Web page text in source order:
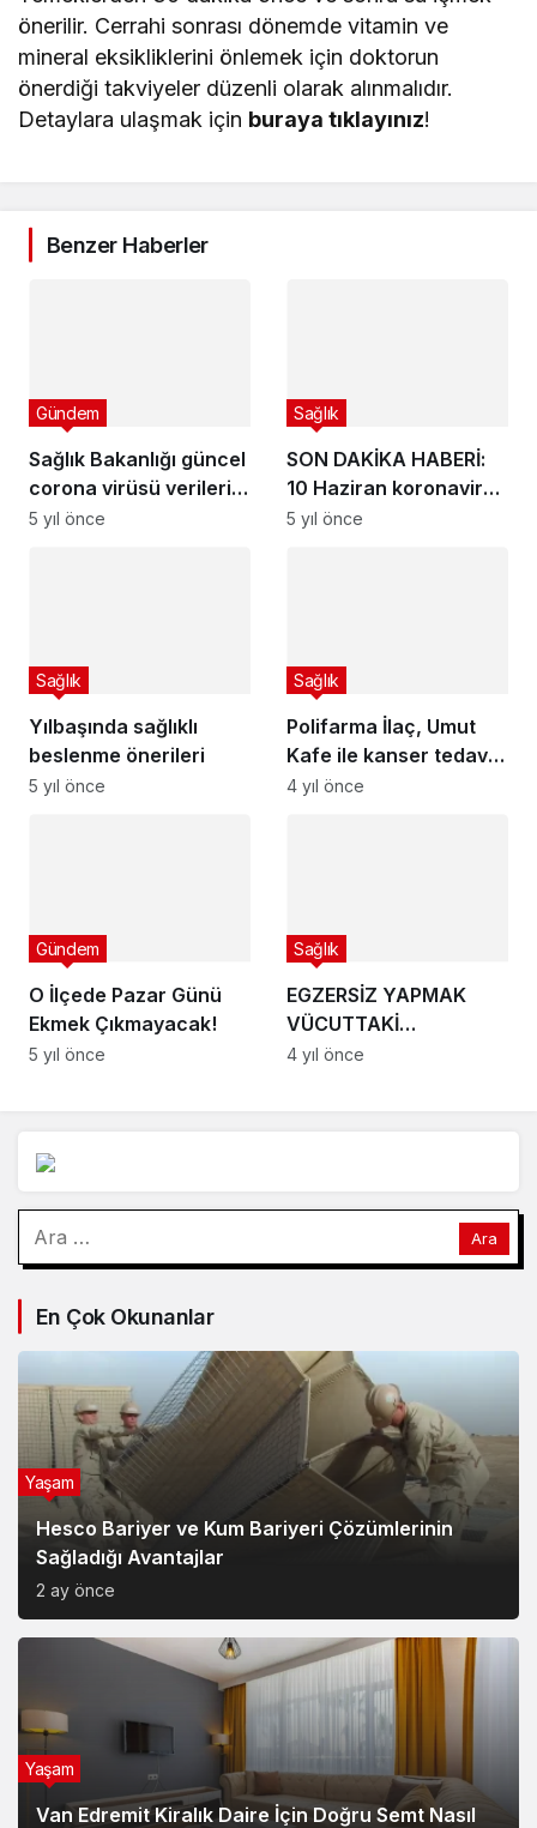
önerilir. Cerrahi sonrası dönemde vitamin ve
mineral eksikliklerini önlemek için doktorun
önerdiği takviyeler düzenli olarak alınmalıdır.
Detaylara ulaşmak için buraya tıklayınız!
Benzer Haberler
Sağlık Bakanlığı güncel
corona virüsü verilerini
açıkladı! İşte 8 Mayıs
Gündem
5 yıl önce
SON DAKİKA HABERİ:
10 Haziran koronavirüs
tablosu açıklandı! İşte
Sağlık
5 yıl önce
Yılbaşında sağlıklı
beslenme önerileri
Sağlık
5 yıl önce
Polifarma İlaç, Umut
Kafe ile kanser tedavisi
gören çocuklara
Sağlık
4 yıl önce
O İlçede Pazar Günü
Ekmek Çıkmayacak!
Gündem
5 yıl önce
EGZERSİZ YAPMAK
VÜCUTTAKİ
İNFLAMASYONU
Sağlık
4 yıl önce
En Çok Okunanlar
Hesco Bariyer ve Kum Bariyeri Çözümlerinin
Sağladığı Avantajlar
2 ay önce
Yaşam
Van Edremit Kiralık Daire İçin Doğru Semt Nasıl
Yaşam